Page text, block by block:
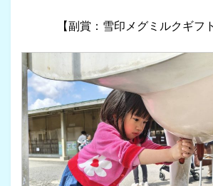
【副賞：雪印メグミルクギフ